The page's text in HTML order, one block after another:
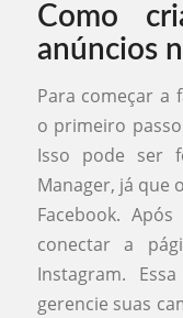
Como
anúncios
Para começar a
o primeiro
Isso pode ser
Manager, já que
Facebook.
conectar a
Instagram.
gerencie suas